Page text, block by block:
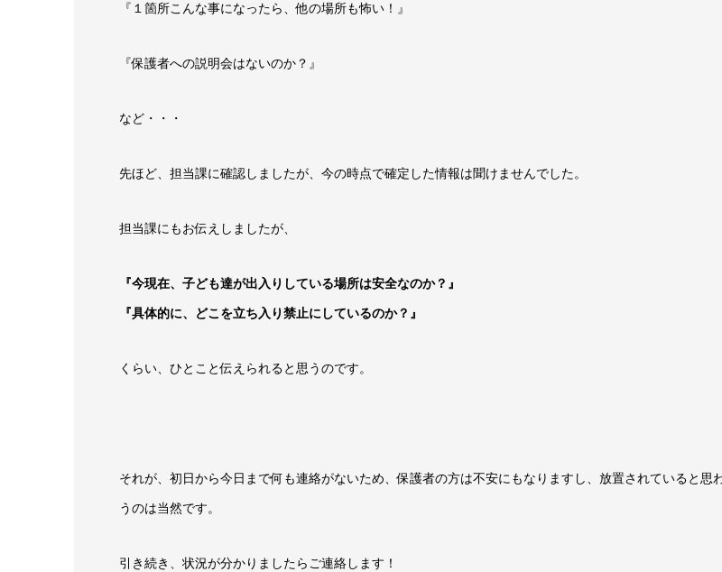
『１箇所こんな事になったら、他の場所も怖い！』
『保護者への説明会はないのか？』
など・・・
先ほど、担当課に確認しましたが、今の時点で確定した情報は聞けませんでした。
担当課にもお伝えしましたが、
『今現在、子ども達が出入りしている場所は安全なのか？』
『具体的に、どこを立ち入り禁止にしているのか？』
くらい、ひとこと伝えられると思うのです。
それが、初日から今日まで何も連絡がないため、保護者の方は不安にもなりますし、放置されていると思
うのは当然です。
引き続き、状況が分かりましたらご連絡します！